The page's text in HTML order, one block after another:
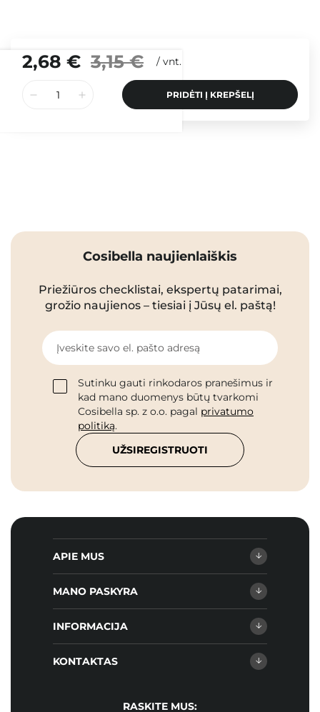
2,68 € 3,15 € / vnt.
PRIDĖTI Į KREPŠELĮ
Cosibella naujienlaiškis
Priežiūros checklistai, ekspertų patarimai,
grožio naujienos – tiesiai į Jūsų el. paštą!
Įveskite savo el. pašto adresą
Sutinku gauti rinkodaros pranešimus ir
kad mano duomenys būtų tvarkomi
Cosibella sp. z o.o. pagal privatumo
politiką.
UŽSIREGISTRUOTI
APIE MUS
MANO PASKYRA
INFORMACIJA
KONTAKTAS
RASKITE MUS: